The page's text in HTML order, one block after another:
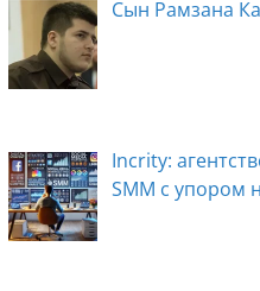
Сын Рамзана
Incrity:
SMM с упором